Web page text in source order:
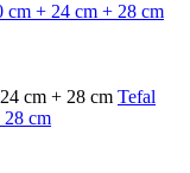
cm + 24 cm + 28 cm
Tefal
28 cm